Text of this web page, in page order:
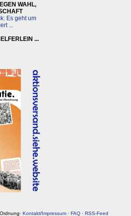
WAHL,
Es geht um
...
...
Kontakt/Impressum· FAQ· RSS-Feed